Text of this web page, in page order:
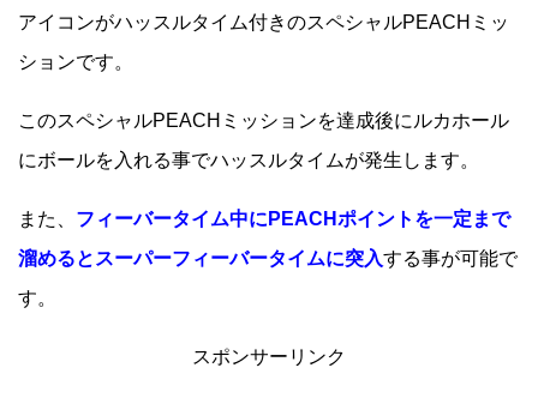
アイコンがハッスルタイム付きのスペシャルPEACHミッ
ションです。
このスペシャルPEACHミッションを達成後にルカホール
にボールを入れる事でハッスルタイムが発生します。
また、 フィーバータイム中にPEACHポイントを一定まで
溜めるとスーパーフィーバータイムに突入する事が可能で
す。
スポンサーリンク